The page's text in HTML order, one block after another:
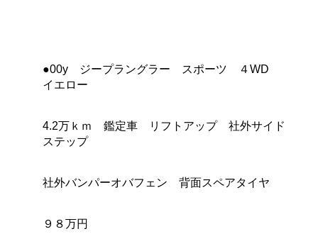
●00y ジープラングラー スポーツ ４WD
イエロー
4.2万ｋｍ 鑑定車 リフトアップ 社外サイド
ステップ
社外バンパーオバフェン 背面スペアタイヤ
９８万円